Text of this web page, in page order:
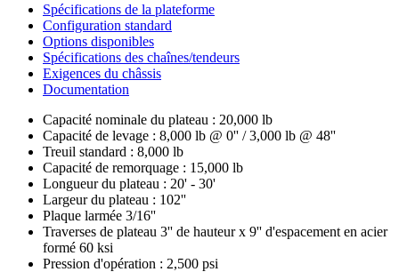
Spécifications de la plateforme
Configuration standard
Options disponibles
Spécifications des chaînes/tendeurs
Exigences du châssis
Documentation
Spécifications
plateforme
Capacité nominale du plateau : 20,000 lb
Capacité de levage : 8,000 lb @ 0'' / 3,000 lb @ 48''
Treuil standard : 8,000 lb
Capacité de remorquage : 15,000 lb
Longueur du plateau : 20' - 30'
Largeur du plateau : 102''
Plaque larmée 3/16''
Traverses de plateau 3'' de hauteur x 9'' d'espacement en acier
formé 60 ksi
Pression d'opération : 2,500 psi